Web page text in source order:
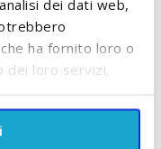
dei dati web,
ha fornito loro o
dei loro servizi.